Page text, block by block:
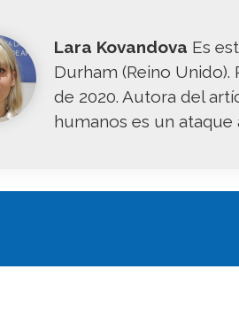
Lara Kovandova Es
Durham (Reino
de 2020. Autora del
humanos es un ataque